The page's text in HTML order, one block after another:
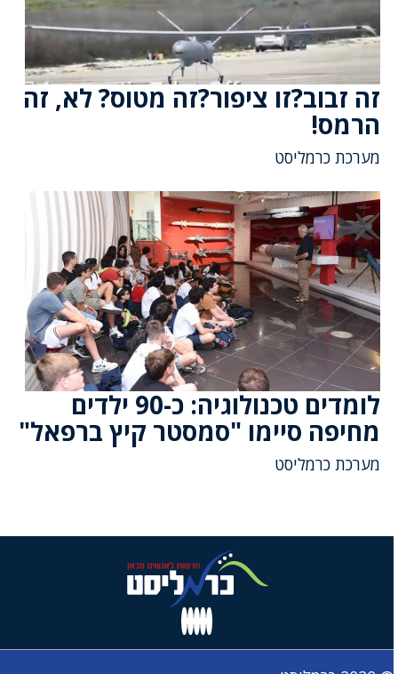
זה זבוב?זו ציפור?זה מטוס? לא, זה
הרמס!
מערכת כרמליסט
לומדים טכנולוגיה: כ-90 ילדים
מחיפה סיימו "סמסטר קיץ ברפאל"
מערכת כרמליסט